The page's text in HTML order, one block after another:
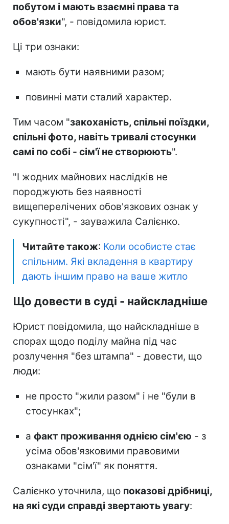
побутом і мають взаємні права та
обов'язки", - повідомила юрист.
Ці три ознаки:
мають бути наявними разом;
повинні мати сталий характер.
Тим часом "закоханість, спільні поїздки,
спільні фото, навіть тривалі стосунки
самі по собі - сім'ї не створюють".
"І жодних майнових наслідків не
породжують без наявності
вищеперелічених обов'язкових ознак у
сукупності", - зауважила Салієнко.
Читайте також: Коли особисте стає
спільним. Які вкладення в квартиру
дають іншим право на ваше житло
Що довести в суді - найскладніше
Юрист повідомила, що найскладніше в
спорах щодо поділу майна під час
розлучення "без штампа" - довести, що
люди:
не просто "жили разом" і не "були в
стосунках";
а факт проживання однією сім'єю - з
усіма обов'язковими правовими
ознаками "сім'ї" як поняття.
Салієнко уточнила, що показові дрібниці,
на які суди справді звертають увагу: